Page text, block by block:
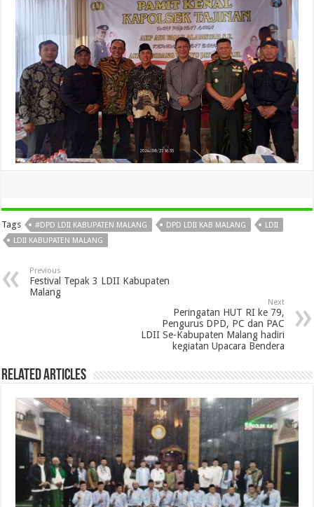
Tags #DPD LDII KABUPATEN MALANG DPD LDII KAB MALANG
LDII
LDII KABUPATEN MALANG
Previous
Festival Tepak 3 LDII Kabupaten
Malang
Next
Peringatan HUT RI ke 79,
Pengurus DPD, PC dan PAC
LDII Se-Kabupaten Malang hadiri
kegiatan Upacara Bendera
Related Articles